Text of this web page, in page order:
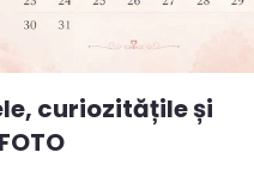
curiozitățile și